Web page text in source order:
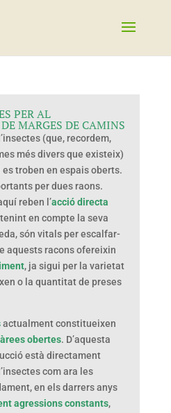
PER AL
MARGES DE CAMINS
(que, recordem,
més divers que existeix)
troben en espais oberts.
per dues raons.
reben l’acció directa
en compte la seva
són vitals per escalfar-
aquests racons ofereixin
, ja sigui per la varietat
o la quantitat de preses
actualment constitueixen
obertes. D’aquesta
està directament
com ara les
en els darrers anys
agressions constants,